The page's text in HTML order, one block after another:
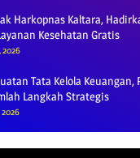
Harkopnas Kaltara,
Kesehatan Gratis
2026
Tata Kelola Keuangan,
Langkah Strategis
2026